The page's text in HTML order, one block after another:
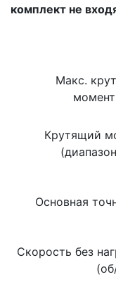
комплект не
Макс.
Крутящий
Основная
Скорость без